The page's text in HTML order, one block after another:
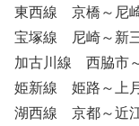
東西線 京橋～尼
宝塚線 尼崎～新
加古川線 西脇市
姫新線 姫路～上
湖西線 京都～近